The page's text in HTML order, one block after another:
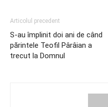
Articolul precedent
S-au împlinit doi ani de când
părintele Teofil Pârâian a
trecut la Domnul